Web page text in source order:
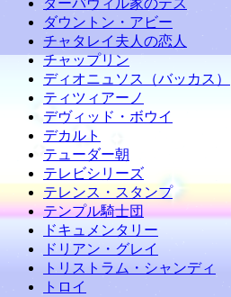
ダーバヴィル家のテス
ダウントン・アビー
チャタレイ夫人の恋人
チャップリン
ディオニュソス（バッカス）
ティツィアーノ
デヴィッド・ボウイ
デカルト
テューダー朝
テレビシリーズ
テレンス・スタンプ
テンプル騎士団
ドキュメンタリー
ドリアン・グレイ
トリストラム・シャンディ
トロイ